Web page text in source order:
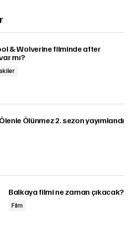
& Wolverine filminde after
mı?
Ölünmez 2. sezon yayımlandı
Balkaya filmi ne zaman çıkacak?
Film